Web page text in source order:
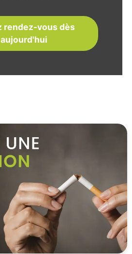
rendez-vous dès
aujourd'hui